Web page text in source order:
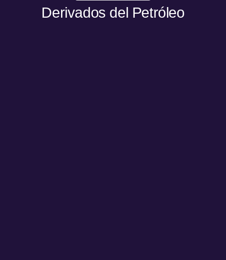
Derivados del Petróleo